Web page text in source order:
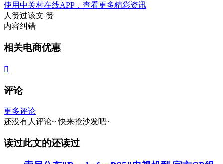
使用中关村在线APP，查看更多精彩资讯
人赞过该文 赞
内容纠错
相关电商优惠

评论
更多评论
还没有人评论~ 快来抢沙发吧~
读过此文的还读过